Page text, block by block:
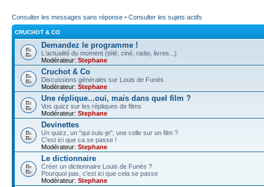
Consulter les messages sans réponse • Consulter les sujets actifs
CRUCHOT & CO
Demandez le programme !
L'actualité du moment (télé, ciné, radio, livres...)
Modérateur: Stephane
Cruchot & Co
Discussions générales sur Louis de Funès
Modérateur: Stephane
Une réplique...oui, mais dans quel film ?
Vos quizz sur les répliques de films
Modérateur: Stephane
Devinettes
Un quizz, un "qui suis-je", une colle sur un film ?
C'est ici que ca se passe !
Modérateur: Stephane
Le dictionnaire
Créer un dictionnaire Louis de Funès ?
Pourquoi pas, c'est ici que cela se passe
Modérateur: Stephane